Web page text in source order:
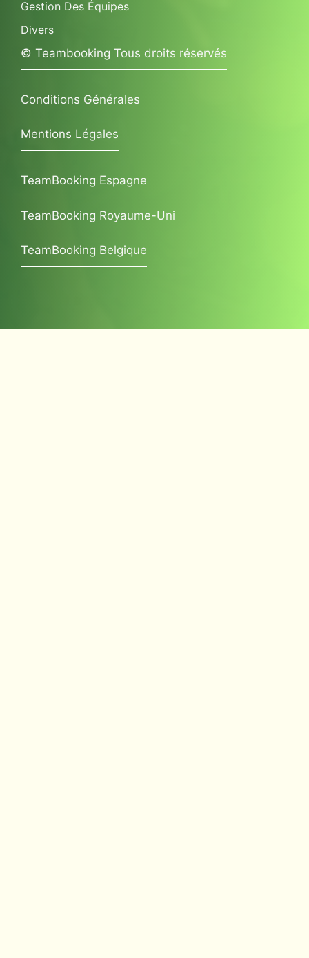
Gestion Des Équipes
Divers
© Teambooking Tous droits réservés
Conditions Générales
Mentions Légales
TeamBooking Espagne
TeamBooking Royaume-Uni
TeamBooking Belgique